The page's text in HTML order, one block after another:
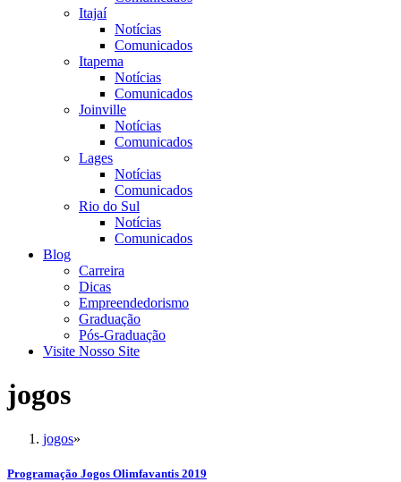
Itajaí
Notícias
Comunicados
Itapema
Notícias
Comunicados
Joinville
Notícias
Comunicados
Lages
Notícias
Comunicados
Rio do Sul
Notícias
Comunicados
Blog
Carreira
Dicas
Empreendedorismo
Graduação
Pós-Graduação
Visite Nosso Site
jogos
jogos»
Programação Jogos Olimfavantis 2019